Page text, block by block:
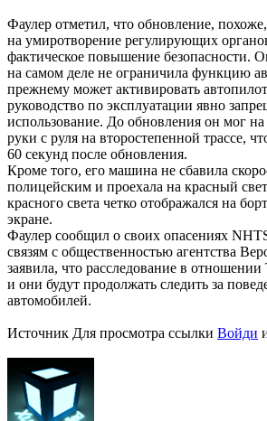
Фаулер отметил, что обновление,
на умиротворение регулирующих
фактическое повышение безопасности.
на самом деле не ограничила функцию
прежнему может активировать
руководство по эксплуатации явно
использование. До обновления он мог на
руки с руля на второстепенной трассе,
60 секунд после обновления.
Кроме того, его машина не сбавила
полицейским и проехала на красный
красного света четко отображался на
экране.
Фаулер сообщил о своих опасениях
связям с общественностью агентства
заявила, что расследование в отношении
и они будут продолжать следить за
автомобилей.
Источник Для просмотра ссылки Войди